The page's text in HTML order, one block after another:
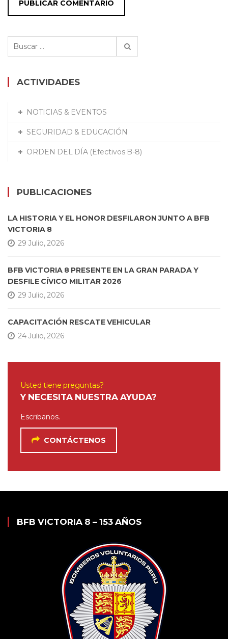
Buscar:
ACTIVIDADES
NOTICIAS & EVENTOS
SEGURIDAD & EDUCACIÓN
ORDEN DEL DÍA (Efectivos B-8)
PUBLICACIONES
LA HISTORIA Y EL HONOR DESFILARON JUNTO A BFB
VICTORIA 8
29 Julio, 2026
BFB VICTORIA 8 PRESENTE EN LA GRAN PARADA Y
DESFILE CÍVICO MILITAR 2026
29 Julio, 2026
CAPACITACIÓN RESCATE VEHICULAR
24 Julio, 2026
Usted tiene preguntas?
Y NECESITA NUESTRA AYUDA?
Escribanos.
CONTÁCTENOS
BFB VICTORIA 8 – 153 AÑOS